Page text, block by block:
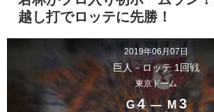
越し打でロッテに先勝！
2019年06月07日
巨人－ロッテ 1回戦
東京ドーム
G4― M3